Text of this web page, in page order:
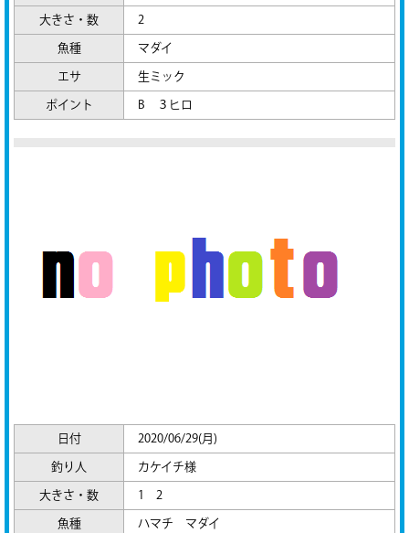
大きさ・数 2
魚種 マダイ
エサ 生ミック
ポイント B ３ヒロ
日付 2020/06/29(月)
釣り人 カケイチ様
大きさ・数 1 2
魚種 ハマチ マダイ